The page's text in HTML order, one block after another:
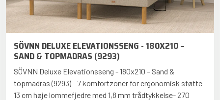
SÖVNN DELUXE ELEVATIONSSENG - 180X210 –
SAND & TOPMADRAS (9293)
SÖVNN Deluxe Elevationsseng - 180x210 – Sand &
topmadras (9293) - 7 komfortzoner for ergonomisk støtte-
13 cm høje lommefjedre med 1,8 mm trådtykkelse- 270